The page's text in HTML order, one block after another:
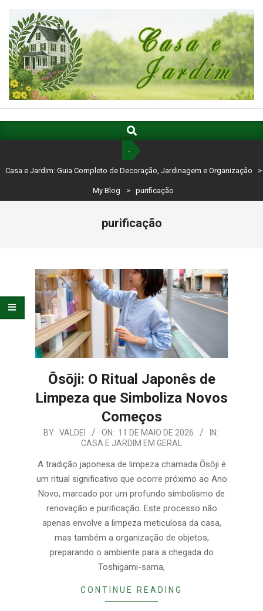
content
CASA
E
GUIA
COMPLETO
DECORAÇÃO,
ORGANIZAÇÃO
Navigation
Search
-
Casa e Jardim: Guia Completo de Decoração, Jardinagem e Organização >
My Blog > purificação
purificação
Ōsōji: O Ritual Japonês de
Limpeza que Simboliza Novos
Começos
2026-
11
BY: VALDEI ON: 11 DE MAIO DE 2026
IN:
CASA E JARDIM EM GERAL
A tradição japonesa de limpeza chamada Ōsōji é
um ritual significativo que ocorre próximo ao Ano
Novo, marcado por um profundo simbolismo de
renovação e purificação. Este processo não
apenas envolve a limpeza meticulosa da casa,
mas também a organização de objetos,
preparando o ambiente para a chegada do
Toshigami-sama,
CONTINUE READING